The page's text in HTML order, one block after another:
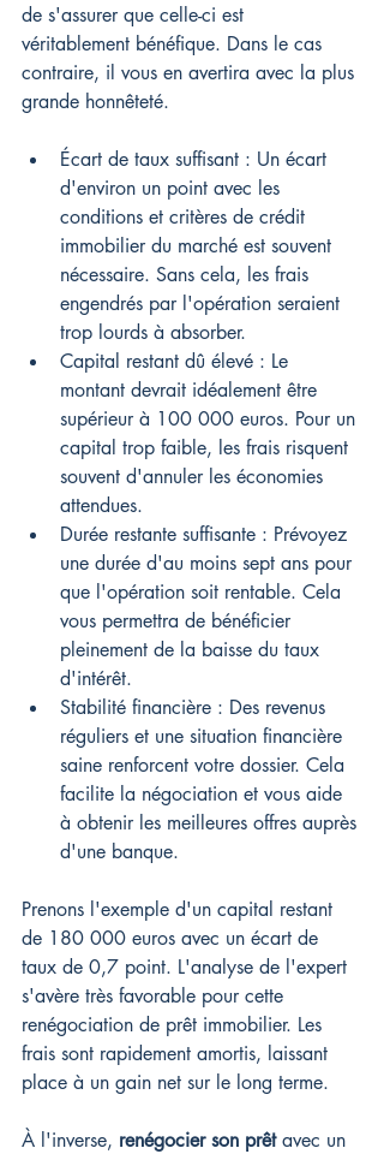
de s'assurer que celle-ci est
véritablement bénéfique. Dans le cas
contraire, il vous en avertira avec la plus
grande honnêteté.
Écart de taux suffisant : Un écart
d'environ un point avec les
conditions et critères de crédit
immobilier du marché est souvent
nécessaire. Sans cela, les frais
engendrés par l'opération seraient
trop lourds à absorber.
Capital restant dû élevé : Le
montant devrait idéalement être
supérieur à 100 000 euros. Pour un
capital trop faible, les frais risquent
souvent d'annuler les économies
attendues.
Durée restante suffisante : Prévoyez
une durée d'au moins sept ans pour
que l'opération soit rentable. Cela
vous permettra de bénéficier
pleinement de la baisse du taux
d'intérêt.
Stabilité financière : Des revenus
réguliers et une situation financière
saine renforcent votre dossier. Cela
facilite la négociation et vous aide
à obtenir les meilleures offres auprès
d'une banque.
Prenons l'exemple d'un capital restant
de 180 000 euros avec un écart de
taux de 0,7 point. L'analyse de l'expert
s'avère très favorable pour cette
renégociation de prêt immobilier. Les
frais sont rapidement amortis, laissant
place à un gain net sur le long terme.
À l'inverse, renégocier son prêt avec un